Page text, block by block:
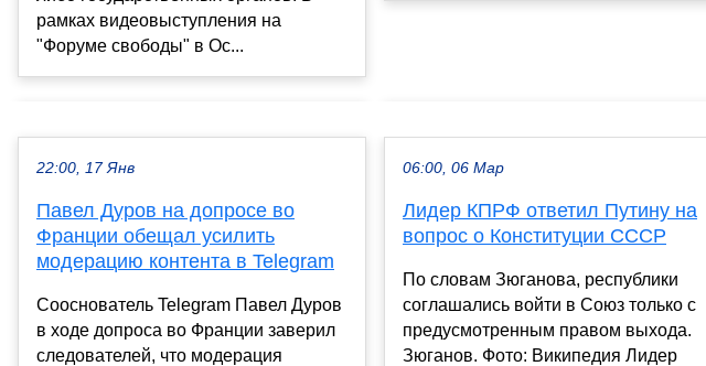
рамках видеовыступления на
"Форуме свободы" в Ос...
22:00, 17 Янв
Павел Дуров на допросе во
Франции обещал усилить
модерацию контента в Telegram
Сооснователь Telegram Павел Дуров
в ходе допроса во Франции заверил
следователей, что модерация
06:00, 06 Мар
Лидер КПРФ ответил Путину на
вопрос о Конституции СССР
По словам Зюганова, республики
соглашались войти в Союз только с
предусмотренным правом выхода.
Зюганов. Фото: Википедия Лидер